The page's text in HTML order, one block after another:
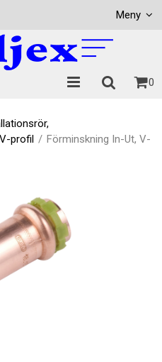
Meny
0
profil / Förminskning In-Ut, V-